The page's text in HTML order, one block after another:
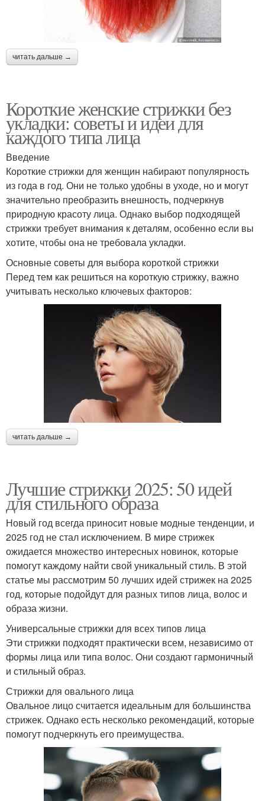
читать дальше →
Короткие женские стрижки без
укладки: советы и идеи для
каждого типа лица
Введение
Короткие стрижки для женщин набирают популярность
из года в год. Они не только удобны в уходе, но и могут
значительно преобразить внешность, подчеркнув
природную красоту лица. Однако выбор подходящей
стрижки требует внимания к деталям, особенно если вы
хотите, чтобы она не требовала укладки.
Основные советы для выбора короткой стрижки
Перед тем как решиться на короткую стрижку, важно
учитывать несколько ключевых факторов:
читать дальше →
Лучшие стрижки 2025: 50 идей
для стильного образа
Новый год всегда приносит новые модные тенденции, и
2025 год не стал исключением. В мире стрижек
ожидается множество интересных новинок, которые
помогут каждому найти свой уникальный стиль. В этой
статье мы рассмотрим 50 лучших идей стрижек на 2025
год, которые подойдут для разных типов лица, волос и
образа жизни.
Универсальные стрижки для всех типов лица
Эти стрижки подходят практически всем, независимо от
формы лица или типа волос. Они создают гармоничный
и стильный образ.
Стрижки для овального лица
Овальное лицо считается идеальным для большинства
стрижек. Однако есть несколько рекомендаций, которые
помогут подчеркнуть его преимущества.